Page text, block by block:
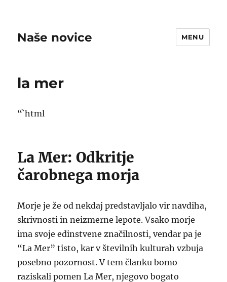
Naše novice MENU
la mer
“`html
La Mer: Odkritje
čarobnega morja
Morje je že od nekdaj predstavljalo vir navdiha,
skrivnosti in neizmerne lepote. Vsako morje
ima svoje edinstvene značilnosti, vendar pa je
“La Mer” tisto, kar v številnih kulturah vzbuja
posebno pozornost. V tem članku bomo
raziskali pomen La Mer, njegovo bogato